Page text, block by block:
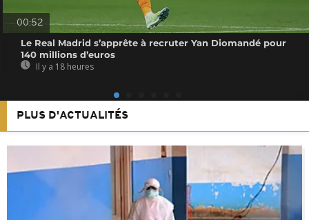
00:52
Le Real Madrid s’apprête à recruter Yan Diomandé pour
140 millions d’euros
Il y a 18 heures
PLUS D'ACTUALITÉS